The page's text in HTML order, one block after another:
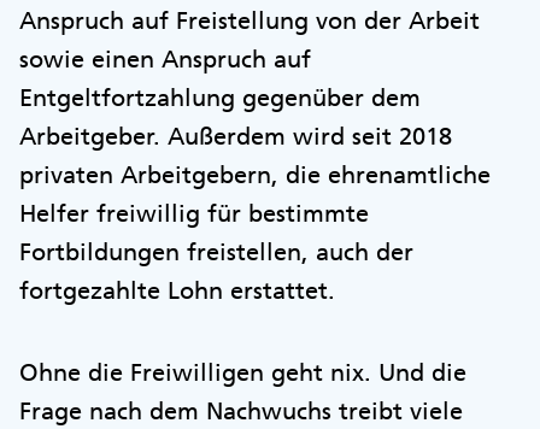
Anspruch auf Freistellung von der Arbeit
sowie einen Anspruch auf
Entgeltfortzahlung gegenüber dem
Arbeitgeber. Außerdem wird seit 2018
privaten Arbeitgebern, die ehrenamtliche
Helfer freiwillig für bestimmte
Fortbildungen freistellen, auch der
fortgezahlte Lohn erstattet.
Ohne die Freiwilligen geht nix. Und die
Frage nach dem Nachwuchs treibt viele